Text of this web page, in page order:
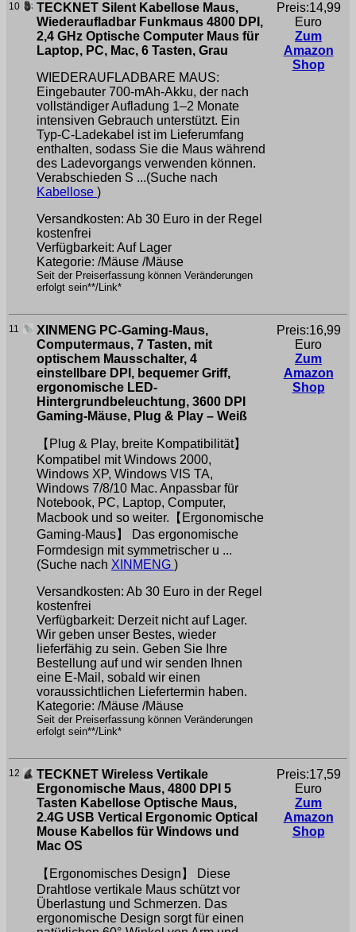
10
TECKNET Silent Kabellose Maus,
Wiederaufladbar Funkmaus 4800 DPI,
2,4 GHz Optische Computer Maus für
Laptop, PC, Mac, 6 Tasten, Grau
WIEDERAUFLADBARE MAUS:
Eingebauter 700-mAh-Akku, der nach
vollständiger Aufladung 1–2 Monate
intensiven Gebrauch unterstützt. Ein
Typ-C-Ladekabel ist im Lieferumfang
enthalten, sodass Sie die Maus während
des Ladevorgangs verwenden können.
Verabschieden S ...(Suche nach
Kabellose )
Versandkosten: Ab 30 Euro in der Regel
kostenfrei
Verfügbarkeit: Auf Lager
Kategorie: /Mäuse /Mäuse
Seit der Preiserfassung können Veränderungen
erfolgt sein**/Link*
Preis:14,99
Euro
Zum
Amazon
Shop
11
XINMENG PC-Gaming-Maus,
Computermaus, 7 Tasten, mit
optischem Mausschalter, 4
einstellbare DPI, bequemer Griff,
ergonomische LED-
Hintergrundbeleuchtung, 3600 DPI
Gaming-Mäuse, Plug & Play – Weiß
【Plug & Play, breite Kompatibilität】
Kompatibel mit Windows 2000,
Windows XP, Windows VIS TA,
Windows 7/8/10 Mac. Anpassbar für
Notebook, PC, Laptop, Computer,
Macbook und so weiter.【Ergonomische
Gaming-Maus】 Das ergonomische
Formdesign mit symmetrischer u ...
(Suche nach XINMENG )
Versandkosten: Ab 30 Euro in der Regel
kostenfrei
Verfügbarkeit: Derzeit nicht auf Lager.
Wir geben unser Bestes, wieder
lieferfähig zu sein. Geben Sie Ihre
Bestellung auf und wir senden Ihnen
eine E-Mail, sobald wir einen
voraussichtlichen Liefertermin haben.
Kategorie: /Mäuse /Mäuse
Seit der Preiserfassung können Veränderungen
erfolgt sein**/Link*
Preis:16,99
Euro
Zum
Amazon
Shop
12
TECKNET Wireless Vertikale
Ergonomische Maus, 4800 DPI 5
Tasten Kabellose Optische Maus,
2.4G USB Vertical Ergonomic Optical
Mouse Kabellos für Windows und
Mac OS
【Ergonomisches Design】 Diese
Drahtlose vertikale Maus schützt vor
Überlastung und Schmerzen. Das
ergonomische Design sorgt für einen
Preis:17,59
Euro
Zum
Amazon
Shop